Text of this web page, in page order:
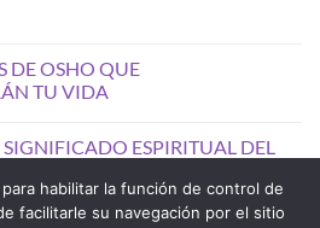
DE OSHO QUE
TU VIDA
ESPIRITUAL DEL
habilitar la función de control de
facilitarle su navegación por el sitio